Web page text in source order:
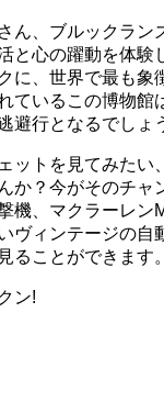
ん、ブルックラン
と心の躍動を体験
に、世界で最も象
ているこの博物館
避行となるでしょ
ットを見てみたい
か？今がそのチャ
機、マクラーレン
ヴィンテージの自
ることができます。
ン!